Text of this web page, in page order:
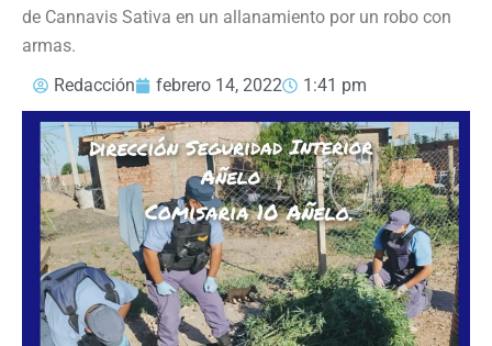
de Cannavis Sativa en un allanamiento por un robo con
armas.
Redacción
febrero 14, 2022 1:41 pm